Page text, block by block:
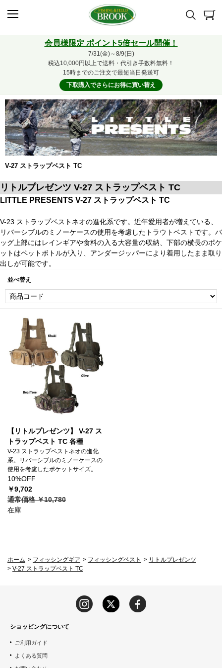
会員様限定 ポイント5倍セール開催！
7/31(金)～8/9(日)
税込10,000円以上で送料・代引き手数料無料！
15時までのご注文で最短当日発送可
下取購入でさらにお得に買い替え
V-27 ストラップベスト TC
リトルプレゼンツ V-27 ストラップベスト TC
LITTLE PRESENTS V-27 ストラップベスト TC
V-23 ストラップベストネオの進化系です。近年愛用者が増えている、
リバーシブルのミノーケースの使用を考慮したトラウトベストです。バ
ッグ上部にはレインギアや食料の入る大容量の収納、下部の横長のポケ
ットはペットボトルが入り、アンダージッパーにより着用したまま取り
出しが可能です。
並べ替え
【リトルプレゼンツ】 V-27 ス
トラップベスト TC 各種
V-23 ストラップベストネオの進化
系。リバーシブルのミノーケースの
使用を考慮したポケットサイズ。
10%OFF
￥9,702
通常価格 ￥10,780
在庫
ホーム > フィッシングギア > フィッシングベスト > リトルプレゼンツ
> V-27 ストラップベスト TC
ショッピングについて
ご利用ガイド
よくある質問